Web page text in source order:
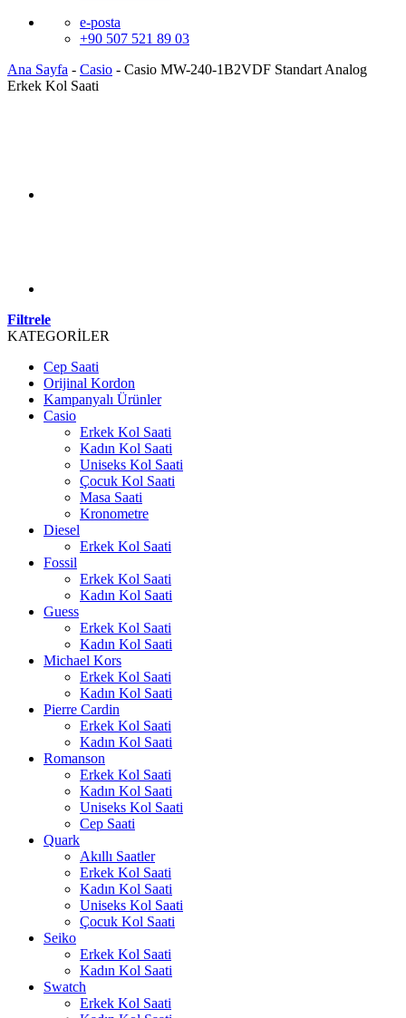
e-posta
+90 507 521 89 03
Ana Sayfa - Casio - Casio MW-240-1B2VDF Standart Analog
Erkek Kol Saati
Filtrele
KATEGORİLER
Cep Saati
Orijinal Kordon
Kampanyalı Ürünler
Casio
Erkek Kol Saati
Kadın Kol Saati
Uniseks Kol Saati
Çocuk Kol Saati
Masa Saati
Kronometre
Diesel
Erkek Kol Saati
Fossil
Erkek Kol Saati
Kadın Kol Saati
Guess
Erkek Kol Saati
Kadın Kol Saati
Michael Kors
Erkek Kol Saati
Kadın Kol Saati
Pierre Cardin
Erkek Kol Saati
Kadın Kol Saati
Romanson
Erkek Kol Saati
Kadın Kol Saati
Uniseks Kol Saati
Cep Saati
Quark
Akıllı Saatler
Erkek Kol Saati
Kadın Kol Saati
Uniseks Kol Saati
Çocuk Kol Saati
Seiko
Erkek Kol Saati
Kadın Kol Saati
Swatch
Erkek Kol Saati